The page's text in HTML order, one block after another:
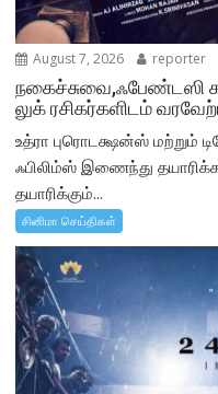
August 7, 2026 reporter
நகைச்சுவை,ஃபேண்டஸி
லுக் ரசிகர்களிடம்
உத்ரா புரொடக்ஷன்ஸ் மற்றும்
ஃபிலிம்ஸ் இணைந்து
தயாரிக்கும்...
சினிமா செய்திகள்